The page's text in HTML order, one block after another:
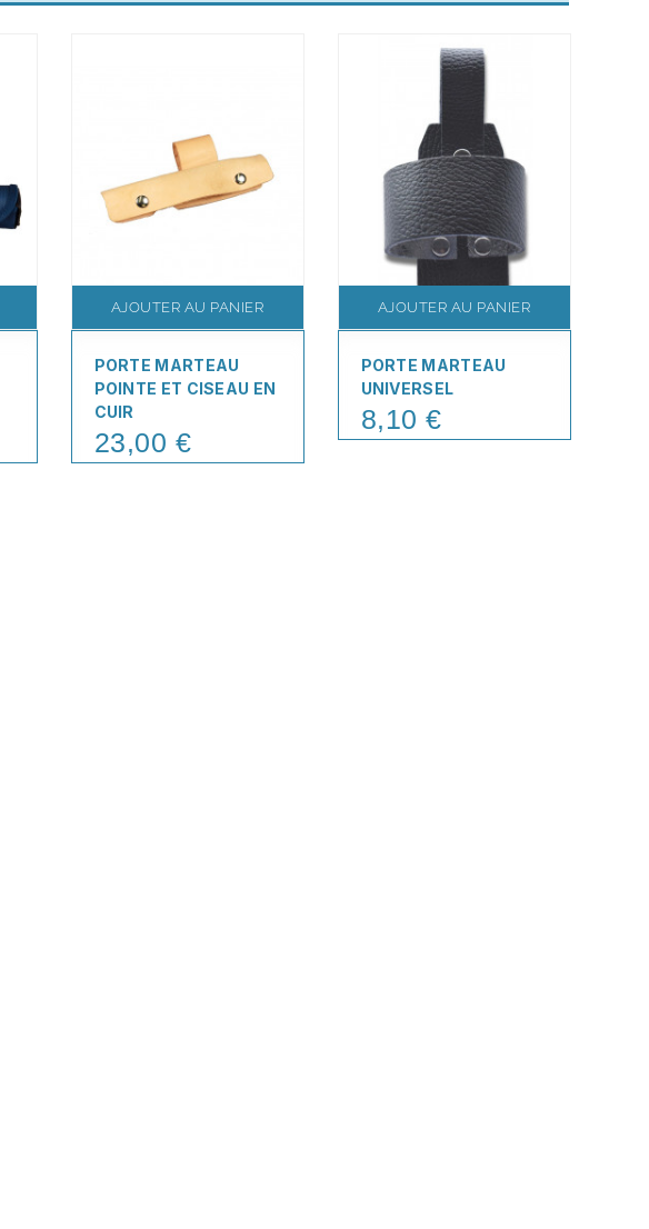
AJOUTER AU PANIER
PORTE MARTEAU
POINTE ET CISEAU EN
CUIR
Price
23,00 €
AJOUTER AU PANIER
PORTE MARTEAU
UNIVERSEL
Price
8,10 €